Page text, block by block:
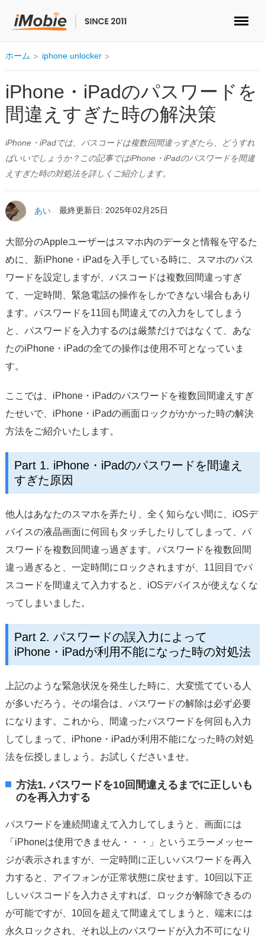
ロック解除&データ復元
データ転送
マルチメディア
便利ツール
ソリューション
ストア
ダウンロード
サポート
言語選択
ホーム iphone unlocker
iPhone・iPadのパスワードを
間違えすぎた時の解決策
iPhone・iPadでは、パスコードは複数回間違っすぎたら、どうすれ
ばいいでしょうか？この記事ではiPhone・iPadのパスワードを間違
えすぎた時の対処法を詳しくご紹介します。
あい 最終更新日: 2025年02月25日
大部分のAppleユーザーはスマホ内のデータと情報を守るた
めに、新iPhone・iPadを入手している時に、スマホのパス
ワードを設定しますが、パスコードは複数回間違っすぎ
て、一定時間、緊急電話の操作をしかできない場合もあり
ます。パスワードを11回も間違えての入力をしてしまう
と、パスワードを入力するのは厳禁だけではなくて、あな
たのiPhone・iPadの全ての操作は使用不可となっていま
す。
ここでは、iPhone・iPadのパスワードを複数回間違えすぎ
たせいで、iPhone・iPadの画面ロックがかかった時の解決
方法をご紹介いたします。
Part 1. iPhone・iPadのパスワードを間違え
すぎた原因
他人はあなたのスマホを弄たり、全く知らない間に、iOSデ
バイスの液晶画面に何回もタッチしたりしてしまって、パ
スワードを複数回間違っ過ぎます。パスワードを複数回間
違っ過ぎると、一定時間にロックされますが、11回目でパ
スコードを間違えて入力すると、iOSデバイスが使えなくな
ってしまいました。
Part 2. パスワードの誤入力によって
iPhone・iPadが利用不能になった時の対処法
上記のような緊急状況を発生した時に、大変慌てている人
が多いだろう。その場合は、パスワードの解除は必ず必要
になります。これから、間違ったパスワードを何回も入力
してしまって、iPhone・iPadが利用不能になった時の対処
法を伝授しましょう。お試しくださいませ。
方法1. パスワードを10回間違えるまでに正しいも
のを再入力する
パスワードを連続間違えて入力してしまうと、画面には
「iPhoneは使用できません・・・」というエラーメッセー
ジが表示されますが、一定時間に正しいパスワードを再入
力すると、アイフォンが正常状態に戻せます。10回以下正
しいパスコードを入力さえすれば、ロックが解除できるの
が可能ですが、10回を超えて間違えてしまうと、端末には
永久ロックされ、それ以上のパスワードが入力不可になり